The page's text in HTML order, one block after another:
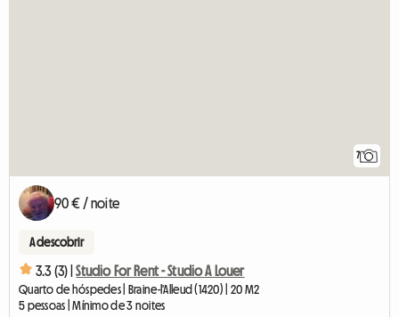
7
90 € / noite
A descobrir
3.3 (3) | Studio For Rent - Studio A Louer
Quarto de hóspedes | Braine-l'Alleud (1420) | 20 M2
5 pessoas | Mínimo de 3 noites